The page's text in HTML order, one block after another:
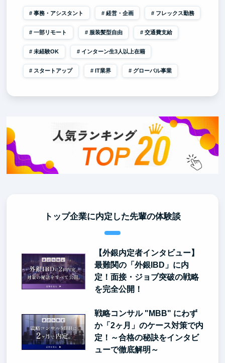
事務・アシスタント 経営・企画 フレックス勤務
一部リモート 服装髪型自由 交通費支給
未経験OK インターン生3人以上在籍
スタートアップ IT業界 グローバル事業
トップ企業に内定した先輩の体験談
【外銀内定者インタビュー】
最難関の「外銀IBD」に内
定！面接・ジョブ突破の戦略
を完全公開！
戦略コンサル "MBB" にわず
か「2ヶ月」のケース対策で内
定！～合格の秘訣をインタビ
ューで徹底解明～